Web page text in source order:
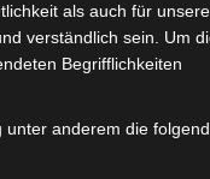
als auch für unsere
verständlich sein. Um
Begrifflichkeiten
anderem die